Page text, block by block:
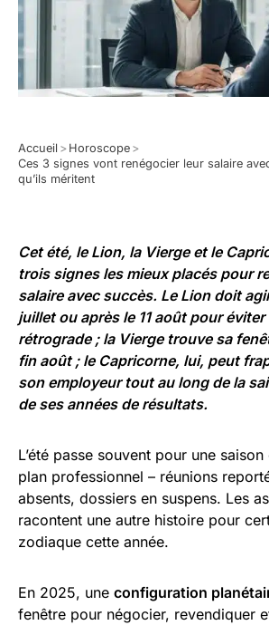
Accueil > Horoscope >
Ces 3 signes vont renégocier leur salaire
qu’ils méritent
Cet été, le Lion, la Viergeet le
trois signes les mieux placés pour
salaire avec succès. Le Lion doit
juillet ou après le 11 août pour
rétrograde ; la Vierge trouve sa
fin août ; le Capricorne, lui, peut
son employeur tout au long de la
de ses années de résultats.
L’été passe souvent pour une
plan professionnel – réunions
absents, dossiers en suspens. Les
racontent une autre histoire pour
zodiaque cette année.
En 2025, une configuration
fenêtre pour négocier, revendiquer